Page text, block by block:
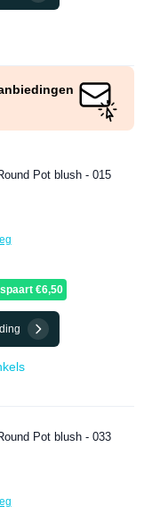
Pot blush - 015
€6,50
Pot blush - 033